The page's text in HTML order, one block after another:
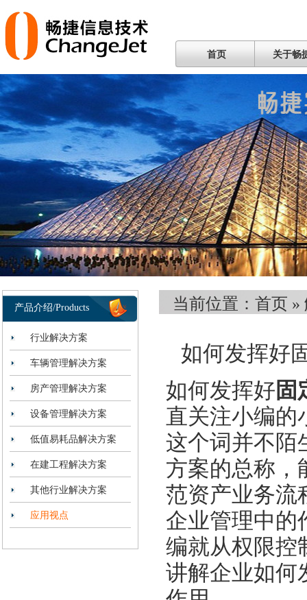
首页 关于畅
产品介绍/Products
行业解决方案
车辆管理解决方案
房产管理解决方案
设备管理解决方案
低值易耗品解决方案
在建工程解决方案
其他行业解决方案
应用视点
当前位置： 首页 »
如何发挥好
如何发挥好 固
直关注小编的
这个词并不陌
方案的总称，
范资产业务流
企业管理中的
编就从权限控
讲解企业如何